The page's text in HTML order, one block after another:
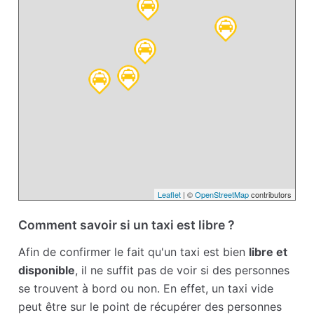
Leaflet| ©OpenStreetMapcontributors
Comment savoir si un taxi est libre ?
Afin de confirmer le fait qu'un taxi est bien libre et
disponible, il ne suffit pas de voir si des personnes
se trouvent à bord ou non. En effet, un taxi vide
peut être sur le point de récupérer des personnes